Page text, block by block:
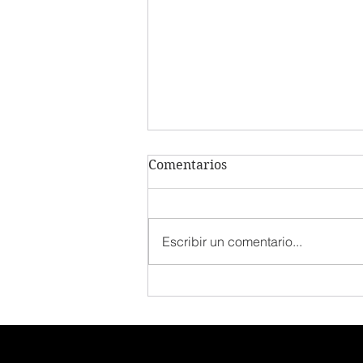
Comentarios
Escribir un comentario...